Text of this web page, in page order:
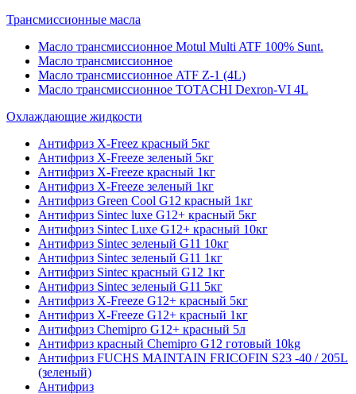
Трансмиссионные масла
Масло трансмиссионное Motul Multi ATF 100% Sunt.
Масло трансмиссионное
Масло трансмиссионное ATF Z-1 (4L)
Масло трансмиссионное TOTACHI Dexron-VI 4L
Охлаждающие жидкости
Антифриз X-Freez красный 5кг
Антифриз X-Freeze зеленый 5кг
Антифриз X-Freeze красный 1кг
Антифриз X-Freeze зеленый 1кг
Антифриз Green Cool G12 красный 1кг
Антифриз Sintec luxe G12+ красный 5кг
Антифриз Sintec Luxe G12+ красный 10кг
Антифриз Sintec зеленый G11 10кг
Антифриз Sintec зеленый G11 1кг
Антифриз Sintec красный G12 1кг
Антифриз Sintec зеленый G11 5кг
Антифриз X-Freeze G12+ красный 5кг
Антифриз X-Freeze G12+ красный 1кг
Антифриз Chemipro G12+ красный 5л
Антифриз красный Chemipro G12 готовый 10kg
Антифриз FUCHS MAINTAIN FRICOFIN S23 -40 / 205L
(зеленый)
Антифриз